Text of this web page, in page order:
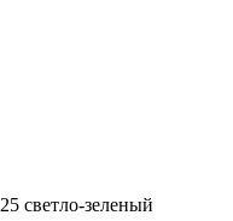
25 светло-зеленый